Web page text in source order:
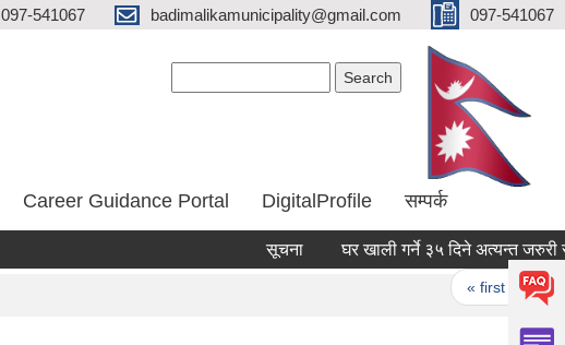
097-541067 badimalikamunicipality@gmail.com 097-541067
Career Guidance Portal DigitalProfile सम्पर्क
सूचना घर खाली गर्ने ३५ दिने अत्यन्त जरुरी
« first ‹